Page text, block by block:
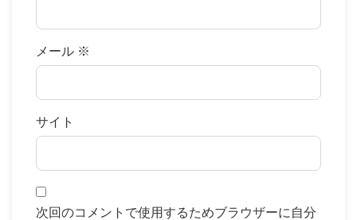
メール ※
サイト
次回のコメントで使用するためブラウザーに自分